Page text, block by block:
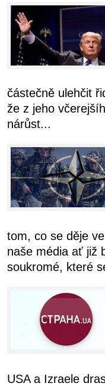
částečně ulehčit
že z jeho
nárůst...
tom, co se děje
naše média ať již
soukromé, které
USA a Izraele